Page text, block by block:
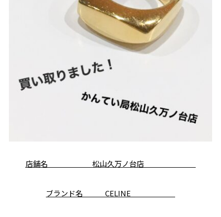
店舗名 松山久万ノ台店
ブランド名 CELINE